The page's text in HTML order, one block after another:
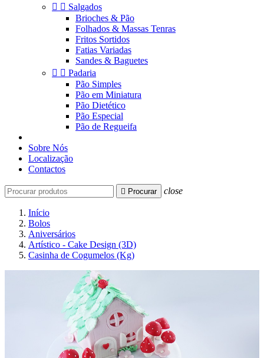
  Salgados
Brioches & Pão
Folhados & Massas Tenras
Fritos Sortidos
Fatias Variadas
Sandes & Baguetes
  Padaria
Pão Simples
Pão em Miniatura
Pão Dietético
Pão Especial
Pão de Regueifa
Sobre Nós
Localização
Contactos
 Procurar close
Início
Bolos
Aniversários
Artístico - Cake Design (3D)
Casinha de Cogumelos (Kg)